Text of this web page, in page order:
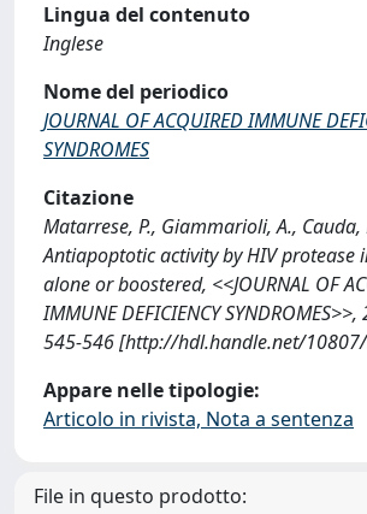
Lingua del contenuto
Inglese
Nome del periodico
JOURNAL OF ACQUIRED IMMUNE
SYNDROMES
Citazione
Matarrese, P., Giammarioli, A., Cauda,
Antiapoptotic activity by HIV protease
alone or boostered, <<JOURNAL OF
IMMUNE DEFICIENCY
545-546 [http://hdl.handle.net/
Appare nelle tipologie:
Articolo in rivista, Nota a sentenza
File in questo prodotto: